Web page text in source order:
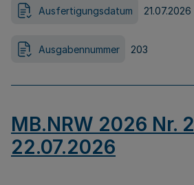
Ausfertigungsdatum 21.07.2026
Ausgabennummer 203
MB.NRW 2026 Nr.
22.07.2026